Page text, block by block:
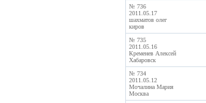
№ 736
2011.05.17
шахматов олег
киров
№ 735
2011.05.16
Кременев Алексей
Хабаровск
№ 734
2011.05.12
Мочалина Мария
Москва